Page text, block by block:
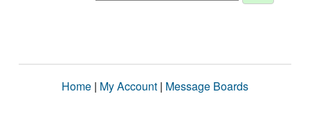
Home | My Account | Message Boards